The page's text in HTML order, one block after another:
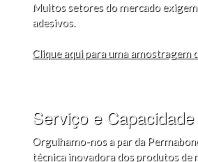
Muitos setores do mercado
adesivos.
Clique aqui para uma amostragem
Serviço e Capacidade
Orgulhamo-nos a par da
técnica inovadora dos produtos